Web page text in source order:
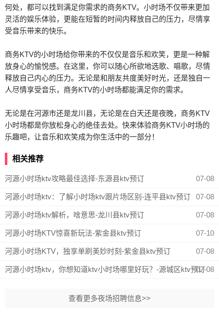
何处，都可以找到满足你需求的商务KTV。小时场不仅带来更加
灵活的娱乐体验，更能在短暂的时间内释放自己的压力，尽情享
受音乐带来的快乐。
商务KTV的小时场给你带来的不仅仅是音乐和欢笑，更是一种解
放身心的愉悦感。在这里，你可以随心所欲地选歌、唱歌，尽情
释放自己内心的压力。无论是和朋友共度美好时光，还是独自一
人尽情享受音乐，商务KTV的小时场都能满足你的需求。
无论是在河源市还是龙川县，无论是在白天还是夜晚，商务KTV
小时场都是你放松身心的绝佳去处。快来体验商务KTV小时场的
乐趣吧，让音乐和欢笑成为你生活中的一部分！
相关推荐
河源小时场ktv攻略最佳选择-东源县ktv预订 07-08
河源小时场ktv：了解小时场ktv跟片场区别-连平县ktv预订 07-08
河源小时场ktv解析，啥意思-龙川县ktv预订 07-08
河源小时场KTV惊喜新玩法-紫金县ktv预订 07-10
河源小时场KTV，独享单刷美妙时刻-紫金县ktv预订 07-08
河源小时场ktv，你想知道ktv小时场哪里好玩？-源城区ktv预订07-08
查看更多夜场招聘信息>>